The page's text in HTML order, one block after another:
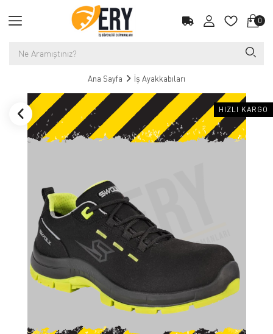
0
Ana Sayfa İş Ayakkabıları
HIZLI KARGO